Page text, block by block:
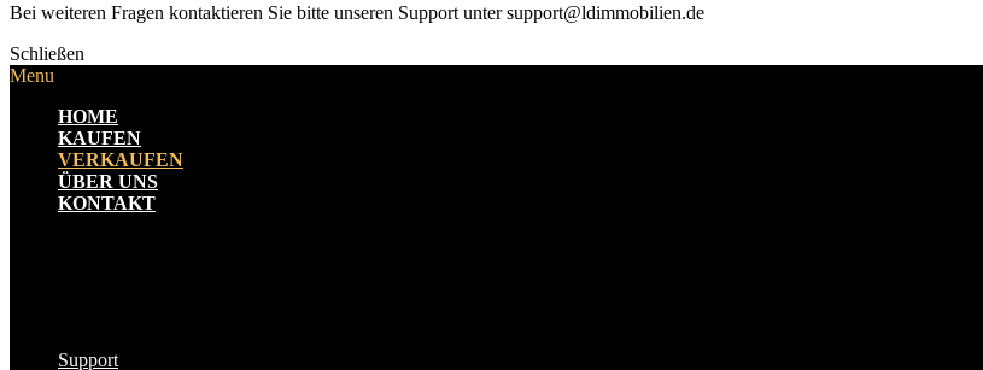
Bei weiteren Fragen kontaktieren Sie bitte unseren Support unter support@ldimmobilien.de
Schließen
Menu
HOME
KAUFEN
VERKAUFEN
ÜBER UNS
KONTAKT
Support